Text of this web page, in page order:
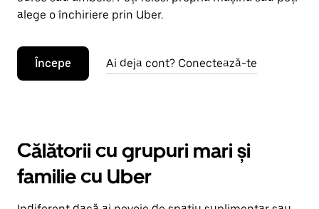
alege o închiriere prin Uber.
Începe Ai deja cont? Conectează-te
Călătorii cu grupuri mari și
familie cu Uber